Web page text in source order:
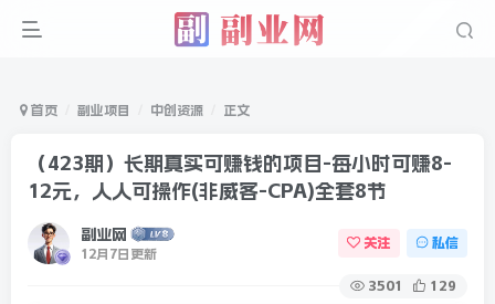
首页 副业项目 中创资源 正文
（423期）长期真实可赚钱的项目-每小时可赚8-
12元，人人可操作(非威客-CPA)全套8节
副业网
12月7日更新
关注 私信
3501 129